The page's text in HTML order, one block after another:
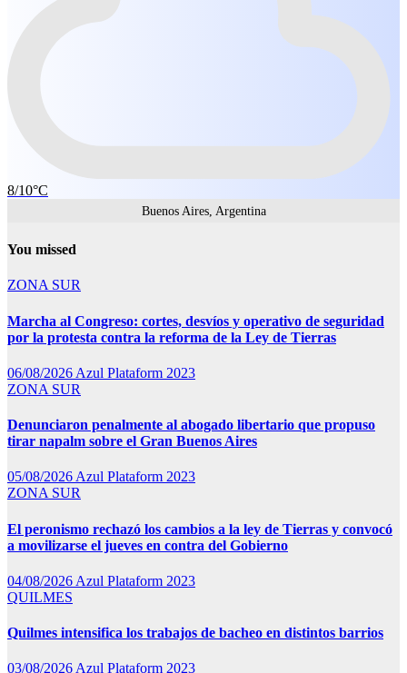
8/10°C
Buenos Aires, Argentina
You missed
ZONA SUR
Marcha al Congreso: cortes, desvíos y operativo de seguridad
por la protesta contra la reforma de la Ley de Tierras
06/08/2026 Azul Plataform 2023
ZONA SUR
Denunciaron penalmente al abogado libertario que propuso
tirar napalm sobre el Gran Buenos Aires
05/08/2026 Azul Plataform 2023
ZONA SUR
El peronismo rechazó los cambios a la ley de Tierras y convocó
a movilizarse el jueves en contra del Gobierno
04/08/2026 Azul Plataform 2023
QUILMES
Quilmes intensifica los trabajos de bacheo en distintos barrios
03/08/2026Azul Plataform 2023